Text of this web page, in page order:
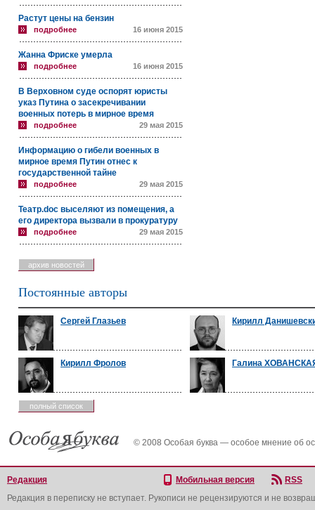
Растут цены на бензин
подробнее 16 июня 2015
Жанна Фриске умерла
подробнее 16 июня 2015
В Верховном суде оспорят юристы
указ Путина о засекречивании
военных потерь в мирное время
подробнее 29 мая 2015
Информацию о гибели военных в
мирное время Путин отнес к
государственной тайне
подробнее 29 мая 2015
Театр.doc выселяют из помещения, а
его директора вызвали в прокуратуру
подробнее 29 мая 2015
архив новостей
Постоянные авторы
Сергей Глазьев Кирилл
Кирилл Фролов Галина
полный список
© 2008 Особая буква — особое мнение об
Редакция Мобильная версия
RSS
Редакция в переписку не вступает. Рукописи не рецензируются и не